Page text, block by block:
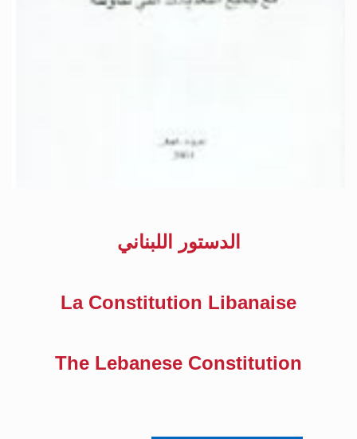
الدستور اللبناني
La Constitution Libanaise
The Lebanese Constitution